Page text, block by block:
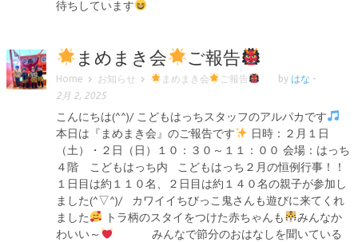
待ちしています
まめまき会 ご報告
Home お知らせ まめまき会 ご報告 by はな -
2月 2, 2025
こんにちは(^^)/ こどもはっちスタッフのアルパカです
本日は『まめまき会』のご報告です
日時：２月１日
（土）・２日（日）１０：３０～１１：００ 会場：はっち
４階 こどもはっち内 こどもはっち２月の恒例行事！！
１日目は約１１０名、２日目は約１４０名の親子が参加し
ました(^▽^)/ カワイイちびっこ鬼さんも遊びに来てくれ
ました
トラ柄のスタイをつけた赤ちゃんも
みんなか
わいい～
みんなで節分のおはなしを聞いている